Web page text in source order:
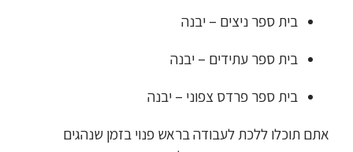
בית ספר ניצים – יבנה
בית ספר עתידים – יבנה
בית ספר פרדס צפוני – יבנה
אתם תוכלו ללכת לעבודה בראש פנוי בזמן שנהגים